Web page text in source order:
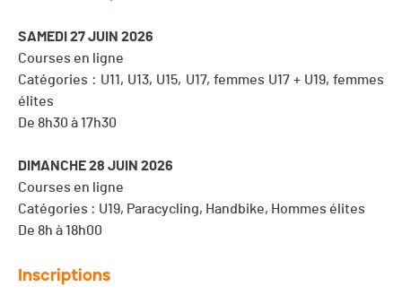
SAMEDI 27 JUIN 2026
Courses en ligne
Catégories : U11, U13, U15, U17, femmes U17 + U19, femmes
élites
De 8h30 à 17h30
DIMANCHE 28 JUIN 2026
Courses en ligne
Catégories : U19, Paracycling, Handbike, Hommes élites
De 8h à 18h00
Inscriptions